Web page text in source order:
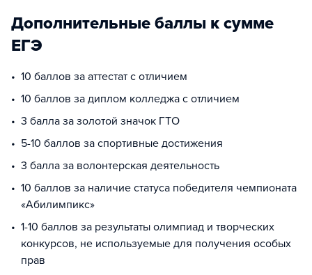
Дополнительные баллы к сумме
ЕГЭ
10 баллов за аттестат с отличием
10 баллов за диплом колледжа с отличием
3 балла за золотой значок ГТО
5-10 баллов за спортивные достижения
3 балла за волонтерская деятельность
10 баллов за наличие статуса победителя чемпионата
«Абилимпикс»
1-10 баллов за результаты олимпиад и творческих
конкурсов, не используемые для получения особых
прав